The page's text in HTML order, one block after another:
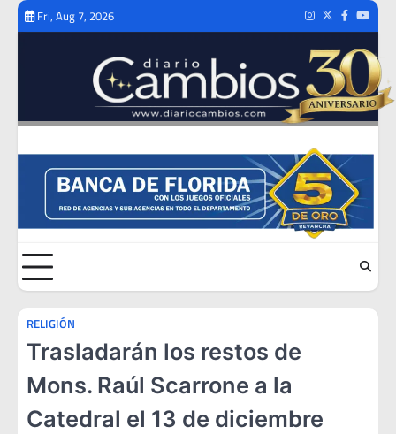
Skip
Fri, Aug 7, 2026 Instagram
TwitterFacebook
RELIGIÓN
Trasladarán los restos de
Mons. Raúl Scarrone a la
Catedral el 13 de diciembre